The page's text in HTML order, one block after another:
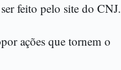
feito pelo site do CNJ.
ações que tornem o